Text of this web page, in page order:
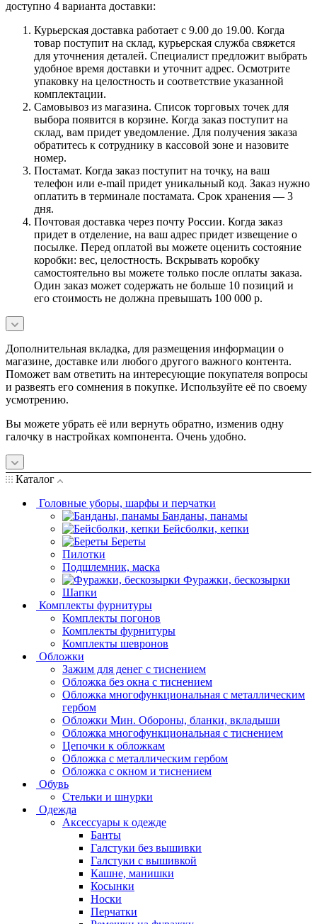
доступно 4 варианта доставки:
Курьерская доставка работает с 9.00 до 19.00. Когда
товар поступит на склад, курьерская служба свяжется
для уточнения деталей. Специалист предложит выбрать
удобное время доставки и уточнит адрес. Осмотрите
упаковку на целостность и соответствие указанной
комплектации.
Самовывоз из магазина. Список торговых точек для
выбора появится в корзине. Когда заказ поступит на
склад, вам придет уведомление. Для получения заказа
обратитесь к сотруднику в кассовой зоне и назовите
номер.
Постамат. Когда заказ поступит на точку, на ваш
телефон или e-mail придет уникальный код. Заказ нужно
оплатить в терминале постамата. Срок хранения — 3
дня.
Почтовая доставка через почту России. Когда заказ
придет в отделение, на ваш адрес придет извещение о
посылке. Перед оплатой вы можете оценить состояние
коробки: вес, целостность. Вскрывать коробку
самостоятельно вы можете только после оплаты заказа.
Один заказ может содержать не больше 10 позиций и
его стоимость не должна превышать 100 000 р.
Дополнительная вкладка, для размещения информации о
магазине, доставке или любого другого важного контента.
Поможет вам ответить на интересующие покупателя вопросы
и развеять его сомнения в покупке. Используйте её по своему
усмотрению.
Вы можете убрать её или вернуть обратно, изменив одну
галочку в настройках компонента. Очень удобно.
Каталог
Головные уборы, шарфы и перчатки
Банданы, панамы
Бейсболки, кепки
Береты
Пилотки
Подшлемник, маска
Фуражки, бескозырки
Шапки
Комплекты фурнитуры
Комплекты погонов
Комплекты фурнитуры
Комплекты шевронов
Обложки
Зажим для денег с тиснением
Обложка без окна с тиснением
Обложка многофункциональная с металлическим
гербом
Обложки Мин. Обороны, бланки, вкладыши
Обложка многофункциональная с тиснением
Цепочки к обложкам
Обложка с металлическим гербом
Обложка с окном и тиснением
Обувь
Стельки и шнурки
Одежда
Аксессуары к одежде
Банты
Галстуки без вышивки
Галстуки с вышивкой
Кашне, манишки
Косынки
Носки
Перчатки